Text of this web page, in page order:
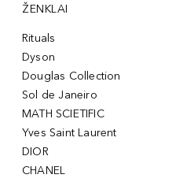
ŽENKLAI
Rituals
Dyson
Douglas Collection
Sol de Janeiro
MATH SCIETIFIC
Yves Saint Laurent
DIOR
CHANEL